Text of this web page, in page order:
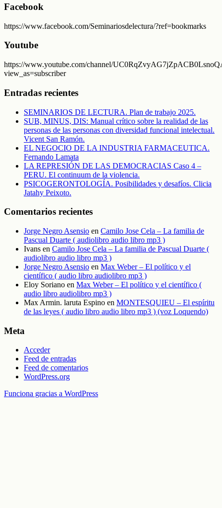
Facebook
https://www.facebook.com/Seminariosdelectura/?ref=bookmarks
Youtube
https://www.youtube.com/channel/
view_as=subscriber
Entradas recientes
SEMINARIOS DE LECTURA. Plan de trabajo 2025.
SUB, MINUS, DIS: Manual crítico sobre la realidad de las
personas de las personas con diversidad funcional intelectual.
Vicent San Ramón.
EL NEGOCIO DE LA INDUSTRIA FARMACEUTICA.
Fernando Lamata
LA REPRESIÓN DE LAS DEMOCRACIAS Caso 4 –
PERU. El continuum de la violencia.
PSICOGERONTOLOGÍA. Posibilidades y desafíos. Clicia
Jatahy Peixoto.
Comentarios recientes
Jorge Negro Asensio en Camilo Jose Cela – La familia de
Pascual Duarte ( audiolibro audio libro mp3 )
Ivans en Camilo Jose Cela – La familia de Pascual Duarte (
audiolibro audio libro mp3 )
Jorge Negro Asensio en Max Weber – El político y el
científico ( audio libro audiolibro mp3 )
Eloy Soriano en Max Weber – El político y el científico (
audio libro audiolibro mp3 )
Max Armin. laruta Espino en MONTESQUIEU – El espíritu
de las leyes ( audio libro audio libro mp3 ) (voz Loquendo)
Meta
Acceder
Feed de entradas
Feed de comentarios
WordPress.org
Funciona gracias a WordPress